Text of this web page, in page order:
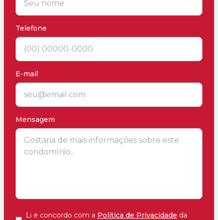
Telefone
E-mail
Mensagem
Li e concordo com a Política de Privacidade da